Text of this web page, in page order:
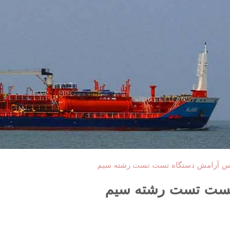
آرامش دستگاه تست تست رشته سیم
تست رشته سیم